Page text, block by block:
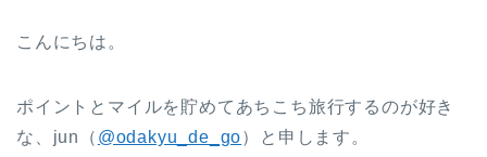
こんにちは。
ポイントとマイルを貯めてあちこち旅行するのが好き
な、jun（ @odakyu_de_go）と申します。